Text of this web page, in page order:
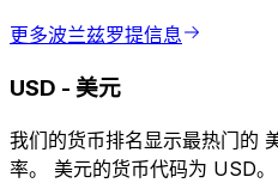
更多波兰兹罗提信息
USD - 美元
我们的货币排名显示最热门的
率。 美元的货币代码为 USD。